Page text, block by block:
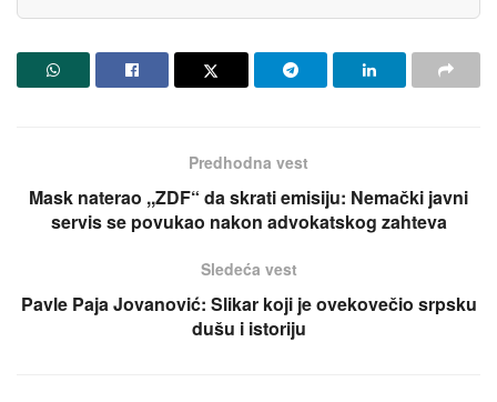
Predhodna vest
Mask naterao ,,ZDF“ da skrati emisiju: Nemački javni
servis se povukao nakon advokatskog zahteva
Sledeća vest
Pavle Paja Jovanović: Slikar koji je ovekovečio srpsku
dušu i istoriju